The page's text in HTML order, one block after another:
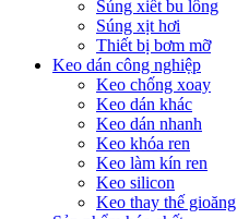
Súng xiết bu lông
Súng xịt hơi
Thiết bị bơm mỡ
Keo dán công nghiệp
Keo chống xoay
Keo dán khác
Keo dán nhanh
Keo khóa ren
Keo làm kín ren
Keo silicon
Keo thay thế gioăng